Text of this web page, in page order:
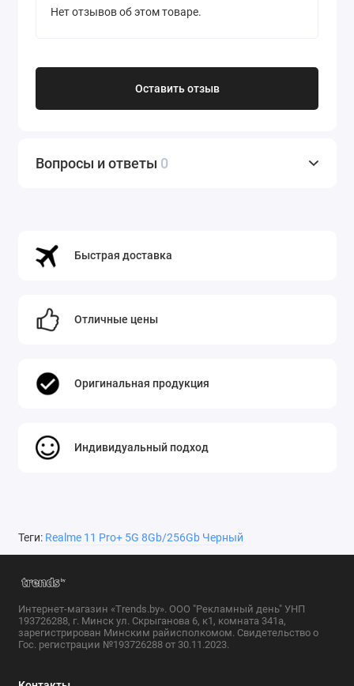
Нет отзывов об этом товаре.
Оставить отзыв
Вопросы и ответы 0
Быстрая доставка
Отличные цены
Оригинальная продукция
Индивидуальный подход
Теги: Realme 11 Pro+ 5G 8Gb/256Gb Черный
Интернет-магазин «Trends.by». ООО "Рекламный день" УНП
193726288, г. Минск ул. Скрыганова 6, к1, комната 341а,
зарегистрирован Минским райисполкомом. Свидетельство о
Гос. регистрации №193726288 от 30.11.2023.